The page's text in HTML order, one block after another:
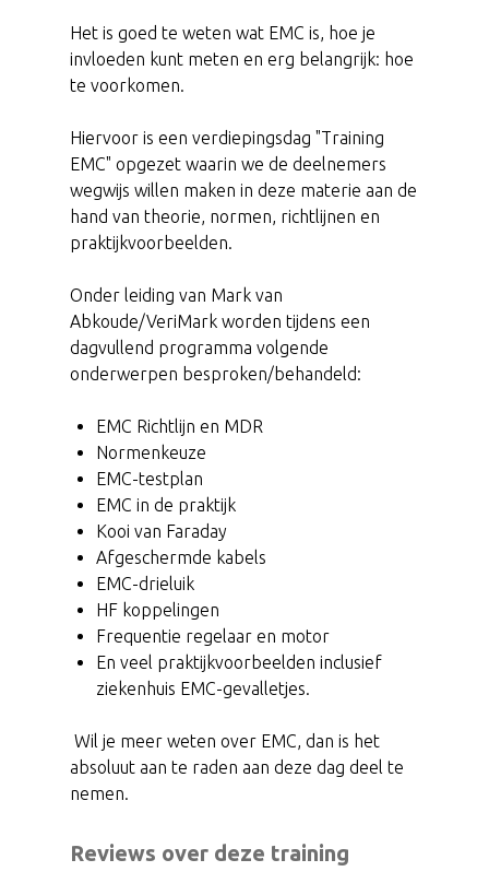
Het is goed te weten wat EMC is, hoe je
invloeden kunt meten en erg belangrijk: hoe
te voorkomen.
Hiervoor is een verdiepingsdag "Training
EMC" opgezet waarin we de deelnemers
wegwijs willen maken in deze materie aan de
hand van theorie, normen, richtlijnen en
praktijkvoorbeelden.
Onder leiding van Mark van
Abkoude/VeriMark worden tijdens een
dagvullend programma volgende
onderwerpen besproken/behandeld:
EMC Richtlijn en MDR
Normenkeuze
EMC-testplan
EMC in de praktijk
Kooi van Faraday
Afgeschermde kabels
EMC-drieluik
HF koppelingen
Frequentie regelaar en motor
En veel praktijkvoorbeelden inclusief
ziekenhuis EMC-gevalletjes.
Wil je meer weten over EMC, dan is het
absoluut aan te raden aan deze dag deel te
nemen.
Reviews over deze training